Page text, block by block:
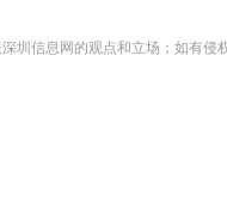
圳信息网的观点和立场；如有侵